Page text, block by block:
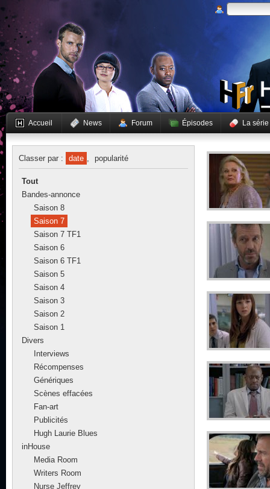
Accueil News Forum Épisodes La série
Classer par : date , popularité
Tout
Bandes-annonce
Saison 8
Saison 7
Saison 7 TF1
Saison 6
Saison 6 TF1
Saison 5
Saison 4
Saison 3
Saison 2
Saison 1
Divers
Interviews
Récompenses
Génériques
Scènes effacées
Fan-art
Publicités
Hugh Laurie Blues
inHouse
Media Room
Writers Room
Nurse Jeffrey